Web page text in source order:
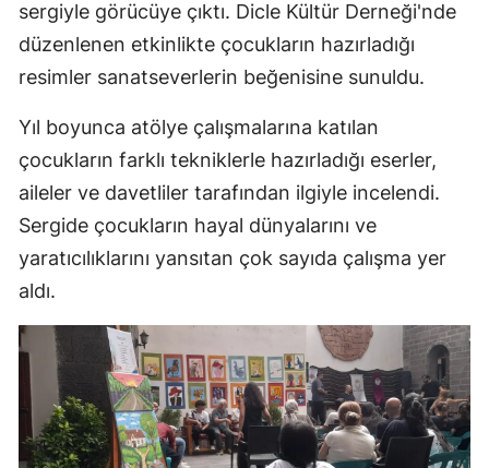
sergiyle görücüye çıktı. Dicle Kültür Derneği'nde
düzenlenen etkinlikte çocukların hazırladığı
resimler sanatseverlerin beğenisine sunuldu.
Yıl boyunca atölye çalışmalarına katılan
çocukların farklı tekniklerle hazırladığı eserler,
aileler ve davetliler tarafından ilgiyle incelendi.
Sergide çocukların hayal dünyalarını ve
yaratıcılıklarını yansıtan çok sayıda çalışma yer
aldı.